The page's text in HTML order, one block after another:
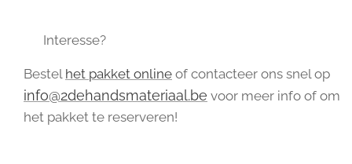
📩 Interesse?
Bestel het pakket online of contacteer ons snel op
info@2dehandsmateriaal.be voor meer info of om
het pakket te reserveren!